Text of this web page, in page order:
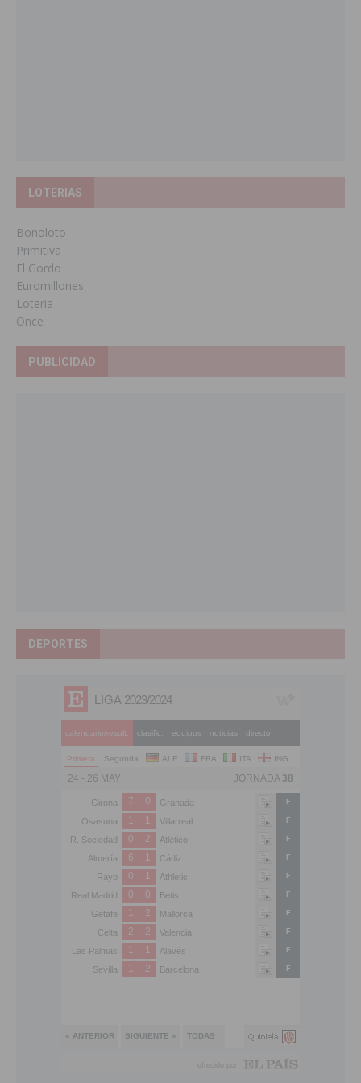
LOTERIAS
Bonoloto
Primitiva
El Gordo
Euromillones
Loteria
Once
PUBLICIDAD
DEPORTES